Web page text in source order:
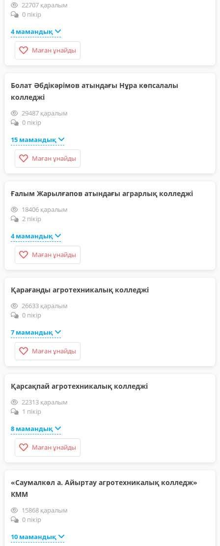
22707 қаралым
0 пікір
4 мамандық
Маған ұнайды
Болат Әбдікәрімов атындағы Нұра көпсалалы
колледжі
29487 қаралым
0 пікір
15 мамандық
Маған ұнайды
Ғалым Жарылғапов атындағы аграрлық колледжі
18406 қаралым
2 пікір
4 мамандық
Маған ұнайды
Қарағанды агротехникалық колледжі
26633 қаралым
0 пікір
7 мамандық
Маған ұнайды
Қарсақпай агротехникалық колледжі
22313 қаралым
1 пікір
8 мамандық
Маған ұнайды
«Саумалкөл а. Айыртау агротехникалық колледж»
КММ
15868 қаралым
0 пікір
10 мамандық